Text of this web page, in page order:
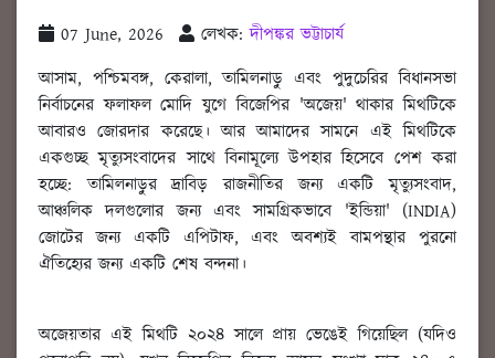
07 June, 2026 লেখক:দীপঙ্কর ভট্টাচার্য
আসাম, পশ্চিমবঙ্গ, কেরালা, তামিলনাড়ু এবং পুদুচেরির বিধানসভা
নির্বাচনের ফলাফল মোদি যুগে বিজেপির 'অজেয়' থাকার মিথটিকে
আবারও জোরদার করেছে। আর আমাদের সামনে এই মিথটিকে
একগুচ্ছ মৃত্যুসংবাদের সাথে বিনামূল্যে উপহার হিসেবে পেশ করা
হচ্ছে: তামিলনাড়ুর দ্রাবিড় রাজনীতির জন্য একটি মৃত্যুসংবাদ,
আঞ্চলিক দলগুলোর জন্য এবং সামগ্রিকভাবে 'ইন্ডিয়া' (INDIA)
জোটের জন্য একটি এপিটাফ, এবং অবশ্যই বামপন্থার পুরনো
ঐতিহ্যের জন্য একটি শেষ বন্দনা।
অজেয়তার এই মিথটি ২০২৪ সালে প্রায় ভেঙেই গিয়েছিল (যদিও